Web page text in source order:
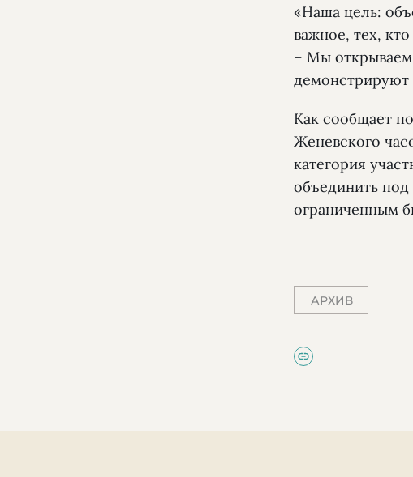
«Наша цель:
важное, тех,
– Мы открываем
демонстрируют
Как сообщает
Женевского
категория
объединить
ограниченным
АРХИВ